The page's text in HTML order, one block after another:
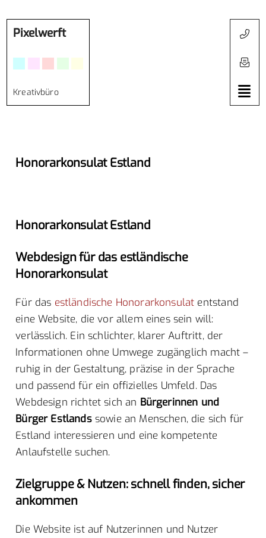
Pixelwerft
Kreativbüro
Honorarkonsulat Estland
Honorarkonsulat Estland
Webdesign für das estländische
Honorarkonsulat
Für das estländische Honorarkonsulat entstand
eine Website, die vor allem eines sein will:
verlässlich. Ein schlichter, klarer Auftritt, der
Informationen ohne Umwege zugänglich macht –
ruhig in der Gestaltung, präzise in der Sprache
und passend für ein offizielles Umfeld. Das
Webdesign richtet sich an Bürgerinnen und
Bürger Estlandssowie an Menschen, die sich für
Estland interessieren und eine kompetente
Anlaufstelle suchen.
Zielgruppe & Nutzen: schnell finden, sicher
ankommen
Die Website ist auf Nutzerinnen und Nutzer